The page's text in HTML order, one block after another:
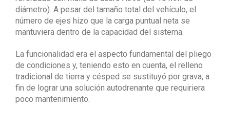
diámetro). A pesar del tamaño total del vehículo, el
número de ejes hizo que la carga puntual neta se
mantuviera dentro de la capacidad del sistema.
La funcionalidad era el aspecto fundamental del pliego
de condiciones y, teniendo esto en cuenta, el relleno
tradicional de tierra y césped se sustituyó por grava, a
fin de lograr una solución autodrenante que requiriera
poco mantenimiento.